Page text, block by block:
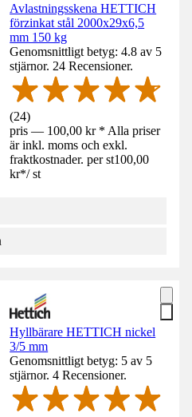
Avlastningsskena HETTICH
förzinkat stål 2000x29x6,5
mm 150 kg
Genomsnittligt betyg: 4.8 av 5
stjärnor. 24 Recensioner.
(24)
pris — 100,00 kr * Alla priser
är inkl. moms och exkl.
fraktkostnader. per st100,00
kr*/ st
Hyllbärare HETTICH nickel
3/5 mm
Genomsnittligt betyg: 5 av 5
stjärnor. 4 Recensioner.